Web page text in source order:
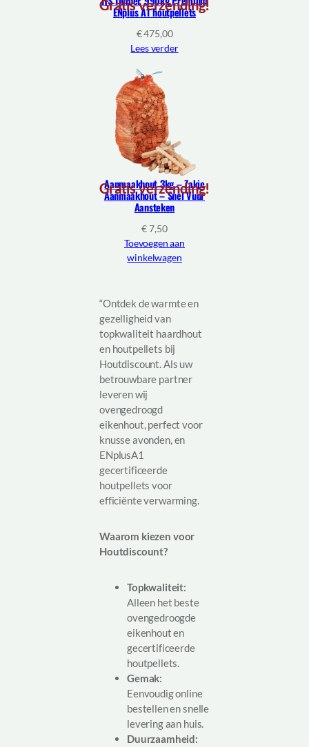
Gratis verzending!
ENplus A1 houtpellets
€475,00
Lees verder
Gratis verzending!
Aanmaakhout 3kg – Zakje
Aanmaakhout – Snel Vuur
Aansteken
€7,50
Toevoegen aan
winkelwagen
“Ontdek de warmte en
gezelligheid van
topkwaliteit haardhout
en houtpellets bij
Houtdiscount. Als uw
betrouwbare partner
leveren wij
ovengedroogd
eikenhout, perfect voor
knusse avonden, en
ENplusA1
gecertificeerde
houtpellets voor
efficiënte verwarming.
Waarom kiezen voor
Houtdiscount?
Topkwaliteit:
Alleen het beste
ovengedroogde
eikenhout en
gecertificeerde
houtpellets.
Gemak:
Eenvoudig online
bestellen en snelle
levering aan huis.
Duurzaamheid: